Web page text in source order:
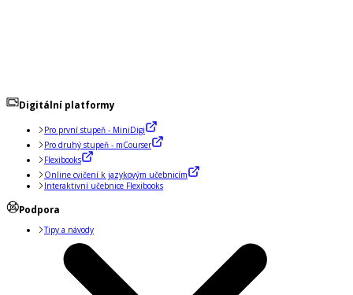
Digitální platformy
Pro první stupeň - MiniDigi
Pro druhý stupeň - mCourser
Flexibooks
Online cvičení k jazykovým učebnicím
Interaktivní učebnice Flexibooks
Podpora
Tipy a návody